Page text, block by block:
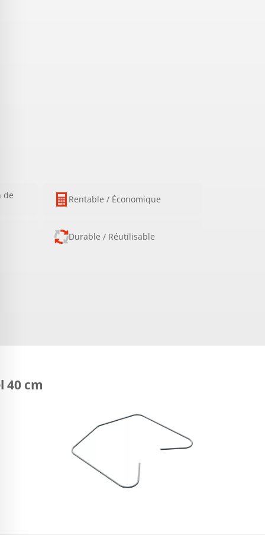
de Rentable / Économique
Durable / Réutilisable
40 cm